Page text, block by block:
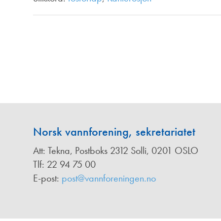
Norsk vannforening, sekretariatet
Att: Tekna, Postboks 2312 Solli, 0201 OSLO
Tlf: 22 94 75 00
E-post: post@vannforeningen.no